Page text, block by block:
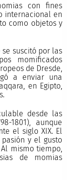
con fines
internacional en
como objetos y
suscitó por las
momificados
de Dresde,
a enviar una
en Egipto,
desde las
1801), aunque
el siglo XIX. El
y el gusto
mismo tiempo,
de momias